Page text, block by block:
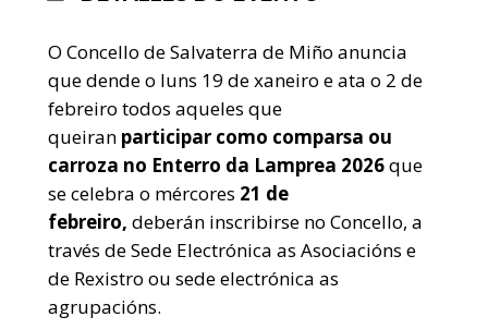
O Concello de Salvaterra de Miño anuncia
que dende o luns 19 de xaneiro e ata o 2 de
febreiro todos aqueles que
queiran participar como comparsa ou
carroza no Enterro da Lamprea 2026que
se celebra o mércores 21 de
febreiro, deberán inscribirse no Concello, a
través de Sede Electrónica as Asociacións e
de Rexistro ou sede electrónica as
agrupacións.